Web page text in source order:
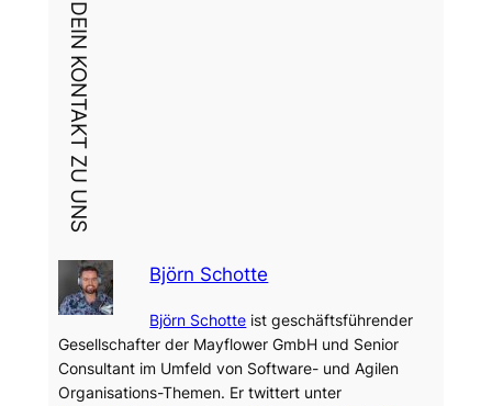
DEIN KONTAKT ZU UNS
Björn Schotte
Björn Schotte ist geschäftsführender
Gesellschafter der Mayflower GmbH und Senior
Consultant im Umfeld von Software- und Agilen
Organisations-Themen. Er twittert unter